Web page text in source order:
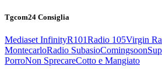
Tgcom24 Consiglia
Mediaset InfinityR101Radio 105Virgin
MontecarloRadio SubasioComingsoon
PorroNon SprecareCotto e Mangiato